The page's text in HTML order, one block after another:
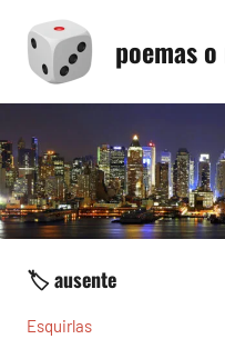
contenido
poemas
🏷️ ausente
Esquirlas